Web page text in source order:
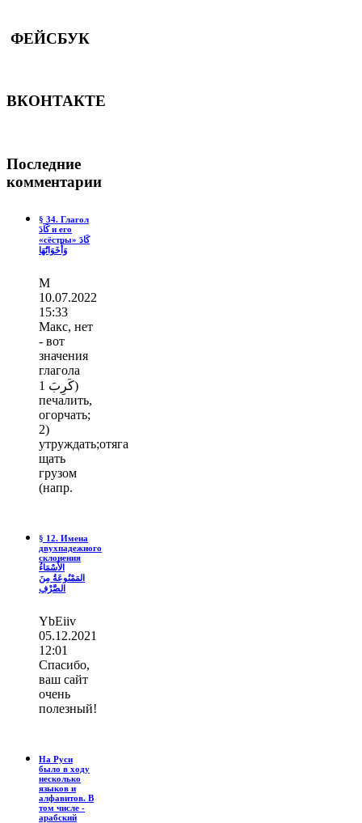
ФЕЙСБУК
ВКОНТАКТЕ
Последние
комментарии
§ 34. Глагол
كَادَ и его
«сёстры» كَادَ
وَأَخَوَاتُهَا
М
10.07.2022
15:33
Макс, нет
- вот
значения
глагола
كَرِبَ 1)
печалить,
огорчать;
2)
утруждать;отяга
щать
грузом
(напр.
§ 12. Имена
двухпадежного
склонения
الأَسْمَاءُ
المَمْنُوعَةُ مِنَ
الصَّرْفِ
YbEiiv
05.12.2021
12:01
Спасибо,
ваш сайт
очень
полезный!
На Руси
было в ходу
несколько
языков и
алфавитов. В
том числе -
арабский